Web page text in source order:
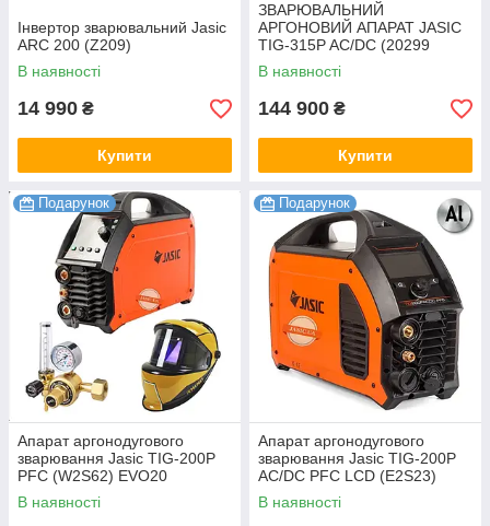
Інвертор зварювальний Jasic
ARC 200 (Z209)
В наявності
14 990 ₴
Купити
ЗВАРЮВАЛЬНИЙ
АРГОНОВИЙ АПАРАТ JASIC
TIG-315P AC/DC (20299
комплект)
В наявності
144 900 ₴
Купити
Подарунок
Апарат аргонодугового
зварювання Jasic TIG-200P
PFC (W2S62) EVO20
В наявності
Подарунок
Апарат аргонодугового
зварювання Jasic TIG-200P
AC/DC PFC LCD (E2S23)
EVO20
В наявності